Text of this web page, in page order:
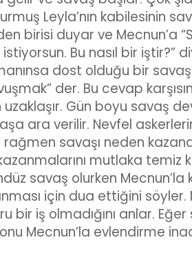
Leyla’nın kabilesinin
birisi duyar ve Mecnun’a
Bu nasıl bir iştir?”
dost olduğu bir
der. Bu cevap
uzaklaşır. Gün boyu
ara verilir. Nevfel
savaşı neden
mutlaka temiz
savaş olurken Mecnun’la
için dua ettiğini söyler.
bir iş olmadığını anlar. Eğer
Mecnun’la evlendirme